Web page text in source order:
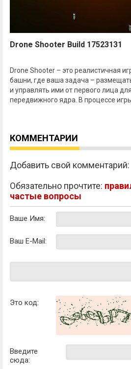
Drone Shooter Build 17523131
Drone Shooter – это реалистичная
башни, где ваша задача –
и управлять ими от первого лица
передвижного ядра. В процессе
КОММЕНТАРИИ
Добавить свой комментарий:
Обязательно прочтите:
частые вопросы
Ваше Имя:
Ваш E-Mail:
Это код:
Введите
сюда: